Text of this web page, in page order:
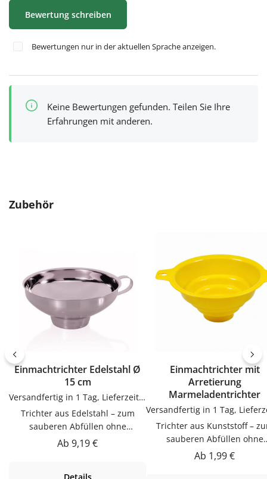
Bewertung schreiben
Bewertungen nur in der aktuellen Sprache anzeigen.
Keine Bewertungen gefunden. Teilen Sie Ihre
Erfahrungen mit anderen.
Produktgalerie überspringen
Zubehör
Einmachtrichter Edelstahl Ø
15 cm
Versandfertig in 1 Tag, Lieferzeit 1-3 Tage
Trichter aus Edelstahl – zum
sauberen Abfüllen ohne
KleckernTrichter zum sauberen
Regulärer Preis:
Ab 9,19 €
Details
Einmachtrichter mit
Arretierung
Marmeladentrichter
Trichter aus Kunststoff – zum
sauberen Abfüllen ohne
KleckernTrichter zum
Regulärer Preis:
Ab 1,99 €